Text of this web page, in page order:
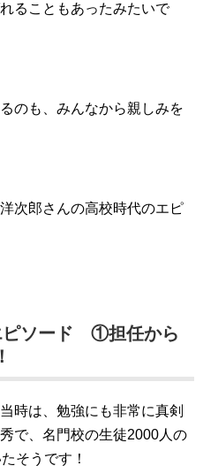
ることもあったみたいで
のも、みんなから親しみを
次郎さんの高校時代のエピ
ピソード ①担任から
時は、勉強にも非常に真剣
で、名門校の生徒2000人の
そうです！